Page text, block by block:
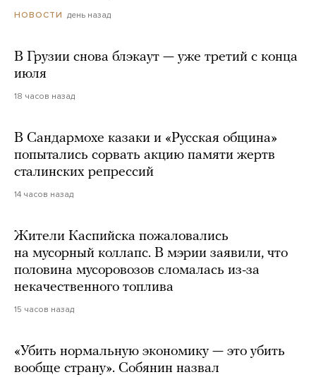
НОВОСТИ день назад
В Грузии снова блэкаут — уже третий с конца
июля
18 часов назад
В Сандармохе казаки и «Русская община»
попытались сорвать акцию памяти жертв
сталинских репрессий
14 часов назад
Жители Каспийска пожаловались
на мусорный коллапс. В мэрии заявили, что
половина мусоровозов сломалась из-за
некачественного топлива
15 часов назад
«Убить нормальную экономику — это убить
вообще страну». Собянин назвал